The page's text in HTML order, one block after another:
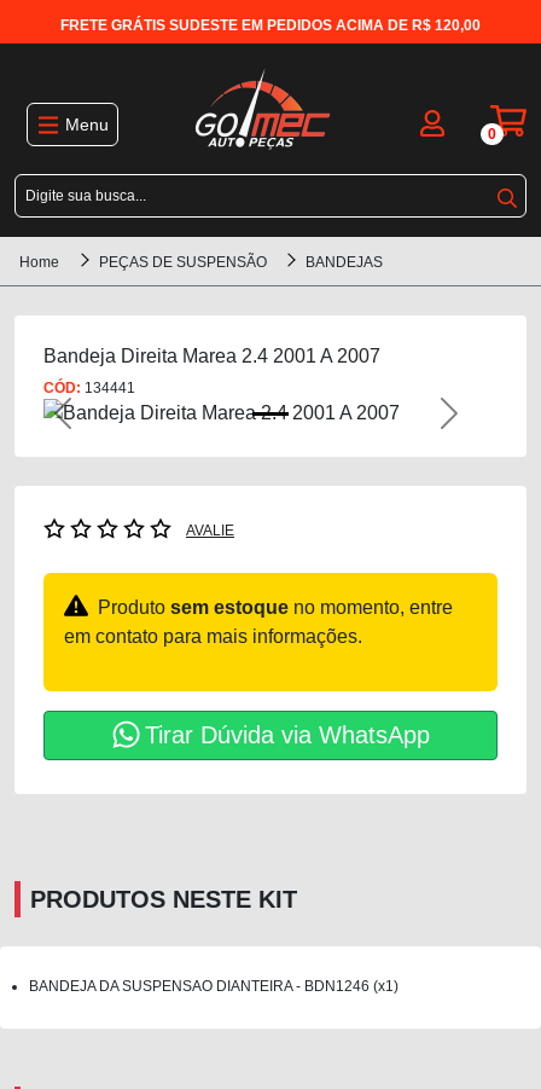
FRETE GRÁTIS SUDESTE EM PEDIDOS ACIMA DE R$ 120,00
Menu 0
Home PEÇAS DE SUSPENSÃO BANDEJAS
Bandeja Direita Marea 2.4 2001 A 2007
CÓD: 134441
Previous Next
AVALIE
Produto sem estoque no momento, entre
em contato para mais informações.
Tirar Dúvida via WhatsApp
PRODUTOS NESTE KIT
BANDEJA DA SUSPENSAO DIANTEIRA - BDN1246 (x1)